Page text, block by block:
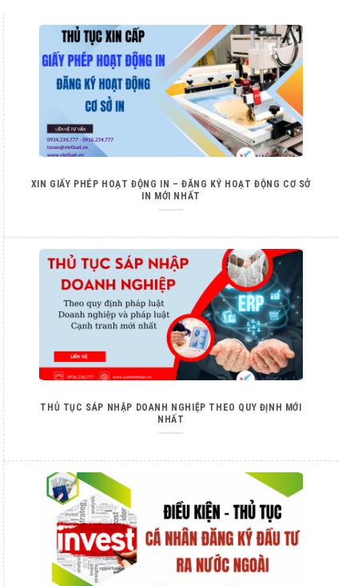
XIN GIẤY PHÉP HOẠT ĐỘNG IN – ĐĂNG KÝ HOẠT ĐỘNG CƠ SỞ
IN MỚI NHẤT
THỦ TỤC SÁP NHẬP DOANH NGHIỆP THEO QUY ĐỊNH MỚI
NHẤT